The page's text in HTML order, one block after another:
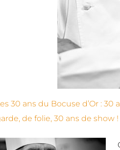
30 ans du Bocuse d’Or :
de folie, 30 ans de show !